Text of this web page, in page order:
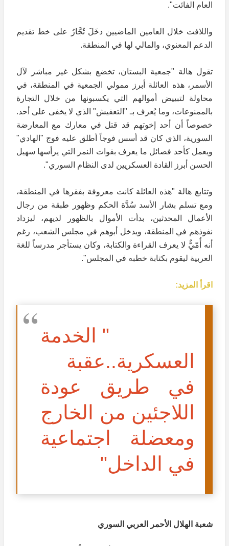
العام الفائت".
واللافت خلال العامين الماضيين دخَلَ تُجَّارٌ على خط تقديم
الدعم المعنوي، والمالي لها في المنطقة.
تقول هالة "جمعية البستان، تخضع بشكل غير مباشر لآل
الأسمر، هذه العائلة أبرز ممولي الجمعية في المنطقة، في
محاولة لتبييض أموالهم التي يكسبونها من خلال التجارة
بالممنوعات، وما يُعرف بـ "التعفيش" الذي لا يخفى على أحد.
خصوصاً أن أحد إخوتهم قد قتل في معارك مع المعارضة
السورية، الذي كان قد أسس فوجاً أطلق عليه فوج "الهادي"
ويعمل كأحد فصائل ما يعرف بقوات النمر التي يرأسها سهيل
الحسن أبرز القادة العسكريين لدى النظام السوري".
وتتابع هالة "هذه العائلة كانت معروفة بفقرها في المنطقة،
ومع تسلم بشار الأسد سُدَّة الحكم وظهور طبقة من رجال
الأعمال المحدثين، بدأت الأموال بالظهور لديهم، ليزداد
نفوذهم في المنطقة، ويدخل أبوهم في مجلس الشعب، رغم
أنه أُمّيٌّ لا يعرف القراءة والكتابة، وكان يستأجر مدرساً للغة
العربية ليقوم بكتابة خطبه في المجلس".
اقرأ المزيد:
" الخدمة
العسكرية..عقبة
في طريق عودة
اللاجئين من الخارج
ومعضلة اجتماعية
في الداخل"
شعبة الهلال الأحمر العربي السوري